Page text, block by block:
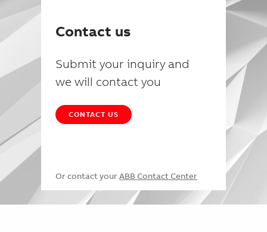
Contact us
Submit your inquiry and
we will contact you
CONTACT US
Or contact your ABB Contact Center